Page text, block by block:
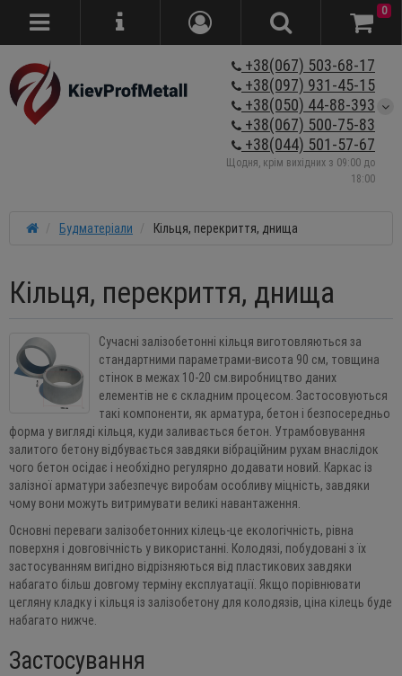
+38(067) 503-68-17
+38(097) 931-45-15
+38(050) 44-88-393
+38(067) 500-75-83
+38(044) 501-57-67
Щодня, крім вихідних з 09:00 до
18:00
0
Будматеріали Кільця, перекриття, днища
Кільця, перекриття, днища
Сучасні залізобетонні кільця виготовляються за
стандартними параметрами-висота 90 см, товщина
стінок в межах 10-20 см.виробництво даних
елементів не є складним процесом. Застосовуються
такі компоненти, як арматура, бетон і безпосередньо
форма у вигляді кільця, куди заливається бетон. Утрамбовування
залитого бетону відбувається завдяки вібраційним рухам внаслідок
чого бетон осідає і необхідно регулярно додавати новий. Каркас із
залізної арматури забезпечує виробам особливу міцність, завдяки
чому вони можуть витримувати великі навантаження.
Основні переваги залізобетонних кілець-це екологічність, рівна
поверхня і довговічність у використанні. Колодязі, побудовані з їх
застосуванням вигідно відрізняються від пластикових завдяки
набагато більш довгому терміну експлуатації. Якщо порівнювати
цегляну кладку і кільця із залізобетону для колодязів, ціна кілець буде
набагато нижче.
Застосування